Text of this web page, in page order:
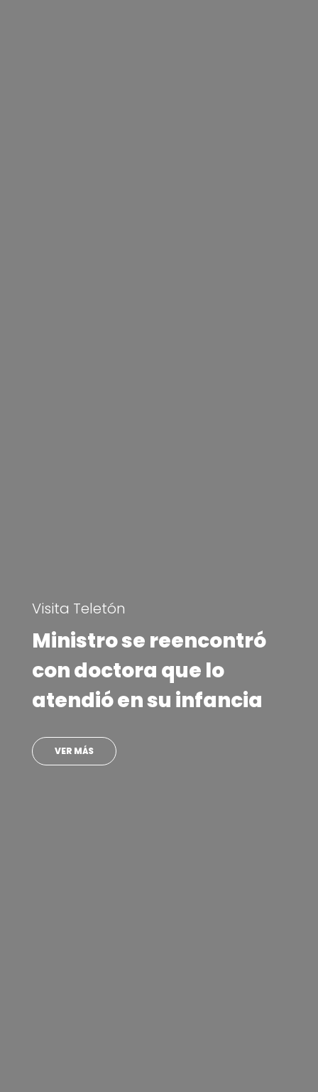
Visita Teletón
Ministro se reencontró
con doctora que lo
atendió en su infancia
VER MÁS